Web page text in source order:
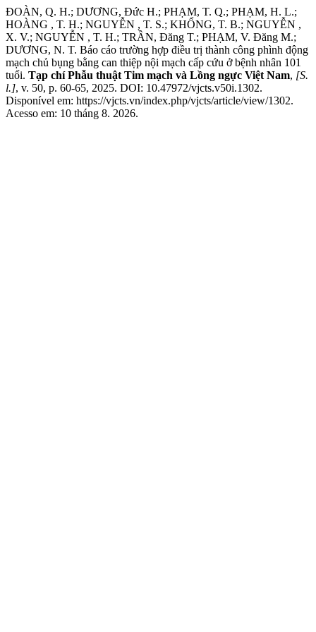
ĐOÀN, Q. H.; DƯƠNG, Đức H.; PHẠM, T. Q.; PHẠM, H. L.;
HOÀNG , T. H.; NGUYỄN , T. S.; KHỔNG, T. B.; NGUYỄN ,
X. V.; NGUYỄN , T. H.; TRẦN, Đăng T.; PHẠM, V. Đăng M.;
DƯƠNG, N. T. Báo cáo trường hợp điều trị thành công phình động
mạch chủ bụng bằng can thiệp nội mạch cấp cứu ở bệnh nhân 101
tuổi. Tạp chí Phẫu thuật Tim mạch và Lồng ngực Việt Nam, [S.
l.], v. 50, p. 60-65, 2025. DOI: 10.47972/vjcts.v50i.1302.
Disponível em: https://vjcts.vn/index.php/vjcts/article/view/1302.
Acesso em: 10 tháng 8. 2026.